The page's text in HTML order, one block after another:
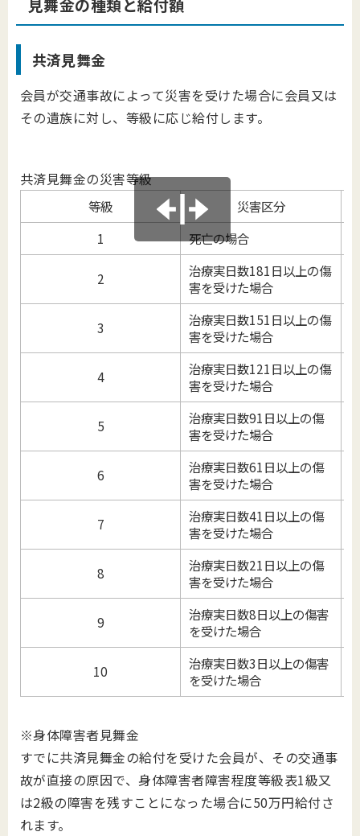
見舞金の種類と給付額
共済見舞金
会員が交通事故によって災害を受けた場合に会員又は
その遺族に対し、等級に応じ給付します。
共済見舞金の災害等級
等級
災害区分
1
死亡の場合
2
治療実日数181日以上の傷
害を受けた場合
3
治療実日数151日以上の傷
害を受けた場合
4
治療実日数121日以上の傷
害を受けた場合
5
治療実日数91日以上の傷
害を受けた場合
6
治療実日数61日以上の傷
害を受けた場合
7
治療実日数41日以上の傷
害を受けた場合
8
治療実日数21日以上の傷
害を受けた場合
9
治療実日数8日以上の傷害
を受けた場合
10
治療実日数3日以上の傷害
を受けた場合
※身体障害者見舞金
すでに共済見舞金の給付を受けた会員が、その交通事
故が直接の原因で、身体障害者障害程度等級表1級又
は2級の障害を残すことになった場合に50万円給付さ
れます。